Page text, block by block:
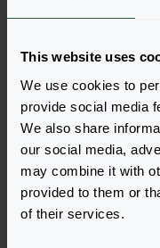
This website uses
We use cookies to
provide social media
We also share
our social media,
may combine it with
provided to them or
of their services.
Bestel de
Voeg eenvoudig de
door op een van de
producten te
je winkelwagen
Toon